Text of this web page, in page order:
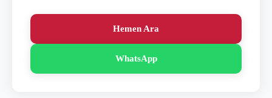
Hemen Ara
WhatsApp